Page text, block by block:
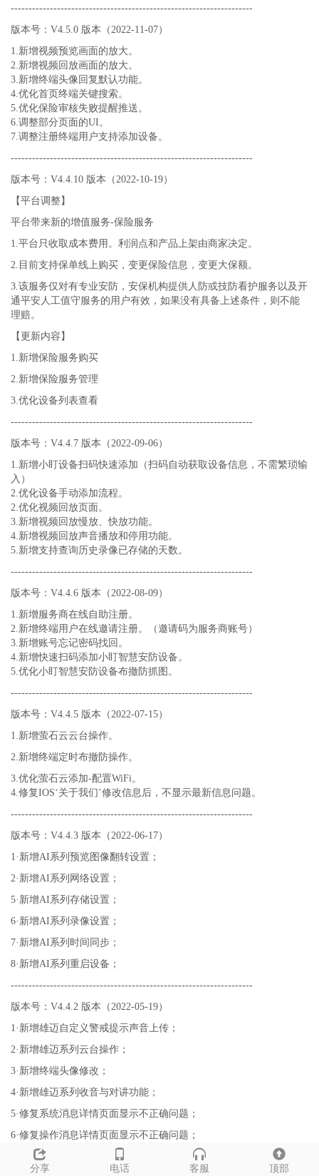
--------------------------------------------------------------------
版本号：V4.5.0 版本（2022-11-07）
1.新增视频预览画面的放大。
2.新增视频回放画面的放大。
3.新增终端头像回复默认功能。
4.优化首页终端关键搜索。
5.优化保险审核失败提醒推送。
6.调整部分页面的UI。
7.调整注册终端用户支持添加设备。
--------------------------------------------------------------------
版本号：V4.4.10 版本（2022-10-19）
【平台调整】
平台带来新的增值服务-保险服务
1.平台只收取成本费用。利润点和产品上架由商家决定。
2.目前支持保单线上购买，变更保险信息，变更大保额。
3.该服务仅对有专业安防，安保机构提供人防或技防看护服务以及开
通平安人工值守服务的用户有效，如果没有具备上述条件，则不能
理赔。
【更新内容】
1.新增保险服务购买
2.新增保险服务管理
3.优化设备列表查看
--------------------------------------------------------------------
版本号：V4.4.7 版本（2022-09-06）
1.新增小盯设备扫码快速添加（扫码自动获取设备信息，不需繁琐输
入）
2.优化设备手动添加流程。
2.优化视频回放页面。
3.新增视频回放慢放、快放功能。
4.新增视频回放声音播放和停用功能。
5.新增支持查询历史录像已存储的天数。
--------------------------------------------------------------------
版本号：V4.4.6 版本（2022-08-09）
1.新增服务商在线自助注册。
2.新增终端用户在线邀请注册。（邀请码为服务商账号）
3.新增账号忘记密码找回。
4.新增快速扫码添加小盯智慧安防设备。
5.优化小盯智慧安防设备布撤防抓图。
--------------------------------------------------------------------
版本号：V4.4.5 版本（2022-07-15）
1.新增萤石云云台操作。
2.新增终端定时布撤防操作。
3.优化萤石云添加-配置WiFi。
4.修复IOS‘关于我们’修改信息后，不显示最新信息问题。
--------------------------------------------------------------------
版本号：V4.4.3 版本（2022-06-17）
1·新增AI系列预览图像翻转设置；
2·新增AI系列网络设置；
5·新增AI系列存储设置；
6·新增AI系列录像设置；
7·新增AI系列时间同步；
8·新增AI系列重启设备；
--------------------------------------------------------------------
版本号：V4.4.2 版本（2022-05-19）
1·新增雄迈自定义警戒提示声音上传；
2·新增雄迈系列云台操作；
3·新增终端头像修改；
4·新增雄迈系列收音与对讲功能；
5·修复系统消息详情页面显示不正确问题；
6·修复操作消息详情页面显示不正确问题；
--------------------------------------------------------------------
分享 电话 客服 顶部